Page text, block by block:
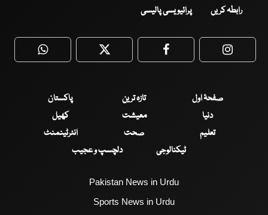
رابطہ کریں پرائیویسی پالیسی
WhatsApp Twitter Facebook
صفحۂ اول تازہ ترین
پاکستان
دنیا
معیشت
کھیل
تعلیم
صحت
انٹرٹینمنٹ
ٹیکنالوجی
دلچسپ و عجیب
Pakistan News in Urdu
Sports News in Urdu